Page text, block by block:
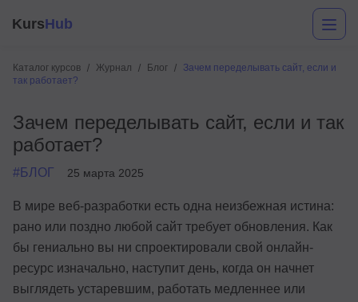
KursHub
Каталог курсов Журнал Блог
Зачем переделывать сайт, если и
так работает?
Зачем переделывать сайт, если и так
работает?
#БЛОГ 25 марта 2025
В мире веб-разработки есть одна неизбежная истина:
рано или поздно любой сайт требует обновления. Как
бы гениально вы ни спроектировали свой онлайн-
ресурс изначально, наступит день, когда он начнет
выглядеть устаревшим, работать медленнее или
Маркетинг
Дизайн